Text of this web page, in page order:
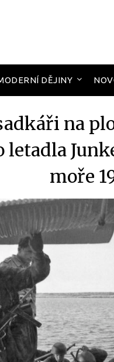
DĚJINY
na
moře